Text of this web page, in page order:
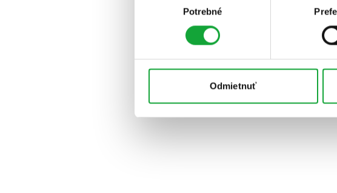
Potrebné
Odmietnuť